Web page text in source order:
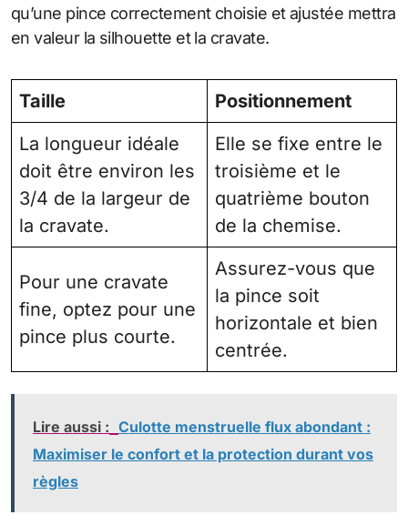
qu’une pince correctement choisie et ajustée mettra
en valeur la silhouette et la cravate.
Taille
Positionnement
La longueur idéale
doit être environ les
3/4 de la largeur de
la cravate.
Elle se fixe entre le
troisième et le
quatrième bouton
de la chemise.
Pour une cravate
fine, optez pour une
pince plus courte.
Assurez-vous que
la pince soit
horizontale et bien
centrée.
Lire aussi : Culotte menstruelle flux abondant :
Maximiser le confort et la protection durant vos
règles